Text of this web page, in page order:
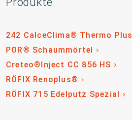
242 CalceClima® Thermo Plus
POR® Schaummörtel
Creteo®Inject CC 856 HS
RÖFIX Renoplus®
RÖFIX 715 Edelputz Spezial